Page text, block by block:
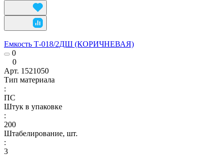
Емкость Т-018/2ДШ (КОРИЧНЕВАЯ)
0
0
Арт. 1521050
Тип материала
:
ПС
Штук в упаковке
:
200
Штабелирование, шт.
:
3